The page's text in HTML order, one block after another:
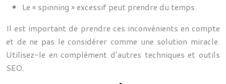
Le « spinning » excessif peut prendre du temps.
Il est important de prendre ces inconvénients en compte
et de ne pas le considérer comme une solution miracle.
Utilisez-le en complément d’autres techniques et outils
SEO.